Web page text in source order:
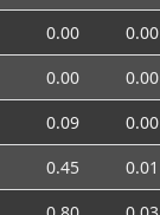
0.00 0.00
0.00 0.00
0.09 0.00
0.45 0.01